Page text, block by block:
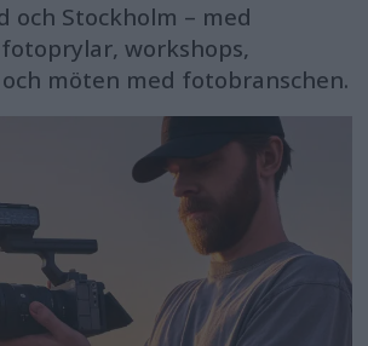
och Stockholm – med
workshops,
möten med fotobranschen.